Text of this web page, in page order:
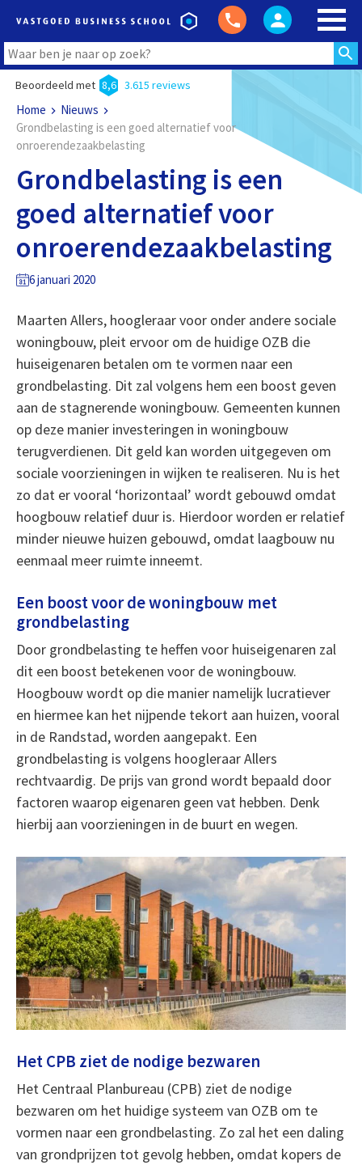
Beoordeeld met 8,6 3.615 reviews
Home
Nieuws
Grondbelasting is een goed alternatief voor
onroerendezaakbelasting
Grondbelasting is een
goed alternatief voor
onroerendezaakbelasting
6 januari 2020
Maarten Allers, hoogleraar voor onder andere sociale
woningbouw, pleit ervoor om de huidige OZB die
huiseigenaren betalen om te vormen naar een
grondbelasting. Dit zal volgens hem een boost geven
aan de stagnerende woningbouw. Gemeenten kunnen
op deze manier investeringen in woningbouw
terugverdienen. Dit geld kan worden uitgegeven om
sociale voorzieningen in wijken te realiseren. Nu is het
zo dat er vooral ‘horizontaal’ wordt gebouwd omdat
hoogbouw relatief duur is. Hierdoor worden er relatief
minder nieuwe huizen gebouwd, omdat laagbouw nu
eenmaal meer ruimte inneemt.
Een boost voor de woningbouw met
grondbelasting
Door grondbelasting te heffen voor huiseigenaren zal
dit een boost betekenen voor de woningbouw.
Hoogbouw wordt op die manier namelijk lucratiever
en hiermee kan het nijpende tekort aan huizen, vooral
in de Randstad, worden aangepakt. Een
grondbelasting is volgens hoogleraar Allers
rechtvaardig. De prijs van grond wordt bepaald door
factoren waarop eigenaren geen vat hebben. Denk
hierbij aan voorzieningen in de buurt en wegen.
Het CPB ziet de nodige bezwaren
Het Centraal Planbureau (CPB) ziet de nodige
bezwaren om het huidige systeem van OZB om te
vormen naar een grondbelasting. Zo zal het een daling
van grondprijzen tot gevolg hebben, omdat kopers de